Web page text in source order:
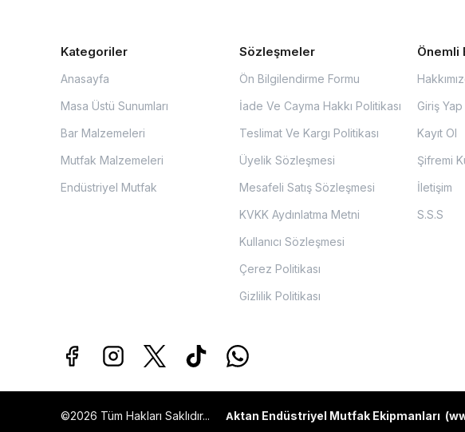
Kategoriler
Anasayfa
Masa Üstü Sunumları
Bar Malzemeleri
Mutfak Malzemeleri
Endüstriyel Mutfak
Sözleşmeler
Ön Bilgilendirme Formu
İade Ve Cayma Hakkı Politikası
Teslimat Ve Kargı Politikası
Üyelik Sözleşmesi
Mesafeli Satış Sözleşmesi
KVKK Aydınlatma Metni
Kullanıcı Sözleşmesi
Çerez Politikası
Gizlilik Politikası
Önemli
Giriş Yap
Kayıt Ol
Şifremi
İletişim
S.S.S
©2026 Tüm Hakları Saklıdır... Aktan Endüstriyel Mutfak Ekipmanları (